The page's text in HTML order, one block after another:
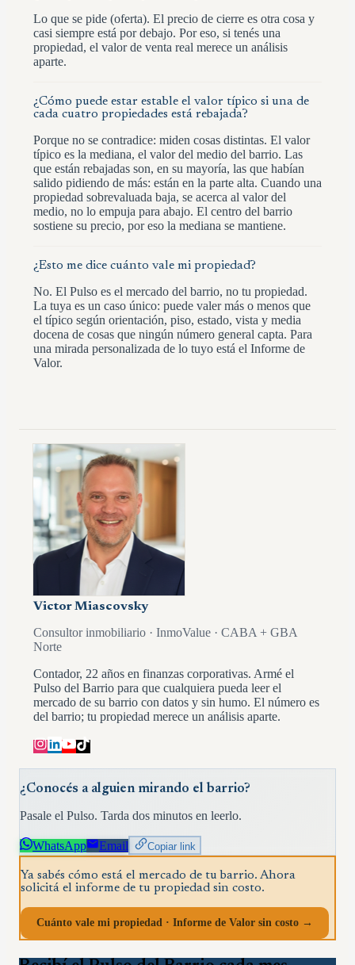
Lo que se pide (oferta). El precio de cierre es otra cosa y
casi siempre está por debajo. Por eso, si tenés una
propiedad, el valor de venta real merece un análisis
aparte.
¿Cómo puede estar estable el valor típico si una de
cada cuatro propiedades está rebajada?
Porque no se contradice: miden cosas distintas. El valor
típico es la mediana, el valor del medio del barrio. Las
que están rebajadas son, en su mayoría, las que habían
salido pidiendo de más: están en la parte alta. Cuando una
propiedad sobrevaluada baja, se acerca al valor del
medio, no lo empuja para abajo. El centro del barrio
sostiene su precio, por eso la mediana se mantiene.
¿Esto me dice cuánto vale mi propiedad?
No. El Pulso es el mercado del barrio, no tu propiedad.
La tuya es un caso único: puede valer más o menos que
el típico según orientación, piso, estado, vista y media
docena de cosas que ningún número general capta. Para
una mirada personalizada de lo tuyo está el Informe de
Valor.
Victor Miascovsky
Consultor inmobiliario · InmoValue · CABA + GBA
Norte
Contador, 22 años en finanzas corporativas. Armé el
Pulso del Barrio para que cualquiera pueda leer el
mercado de su barrio con datos y sin humo. El número es
del barrio; tu propiedad merece un análisis aparte.
¿Conocés a alguien mirando el barrio?
Pasale el Pulso. Tarda dos minutos en leerlo.
WhatsApp Email Copiar link
Ya sabés cómo está el mercado de tu barrio. Ahora
solicitá el informe de tu propiedad sin costo.
Cuánto vale mi propiedad · Informe de Valor sin costo →